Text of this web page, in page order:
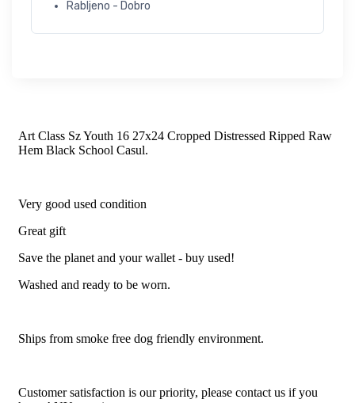
Rabljeno - Dobro